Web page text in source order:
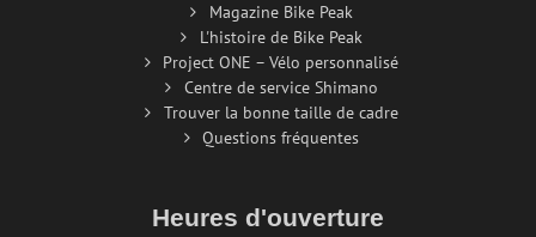
Magazine Bike Peak
L'histoire de Bike Peak
Project ONE – Vélo personnalisé
Centre de service Shimano
Trouver la bonne taille de cadre
Questions fréquentes
Heures d'ouverture